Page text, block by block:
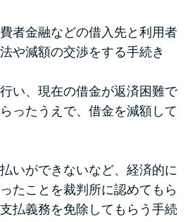
者金融などの借入先と利用者
や減額の交渉をする手続き
い、現在の借金が返済困難で
ったうえで、借金を減額して
いができないなど、経済的に
たことを裁判所に認めてもら
払義務を免除してもらう手続